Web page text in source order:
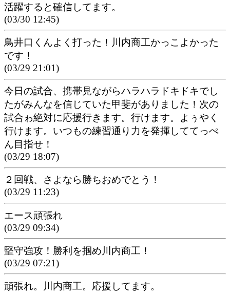
活躍すると確信してます。
(03/30 12:45)
鳥井口くんよく打った！川内商工かっこよかった
です！
(03/29 21:01)
今日の試合、携帯見ながらハラハラドキドキでし
たがみんなを信じていた甲斐がありました！次の
試合ゎ絶対に応援行きます。行けます。よぅやく
行けます。いつもの練習通り力を発揮しててっぺ
ん目指せ！
(03/29 18:07)
２回戦、さよなら勝ちおめでとう！
(03/29 11:23)
エース頑張れ
(03/29 09:34)
堅守強攻！勝利を掴め川内商工！
(03/29 07:21)
頑張れ。川内商工。応援してます。